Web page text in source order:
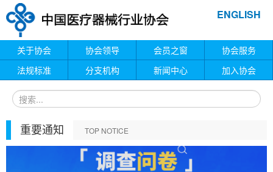
ENGLISH
关于协会 协会领导 会员之窗
协会服务
法规标准
分支机构 新闻中心 加入协会
重要通知 TOP NOTICE